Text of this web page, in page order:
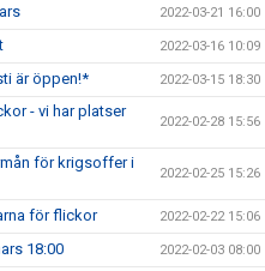
2022-03-21 16:00
2022-03-16 10:09
är öppen!* 2022-03-15 18:30
- vi har platser
2022-02-28 15:56
för krigsoffer i
2022-02-25 15:26
för flickor 2022-02-22 15:06
18:00 2022-02-03 08:00